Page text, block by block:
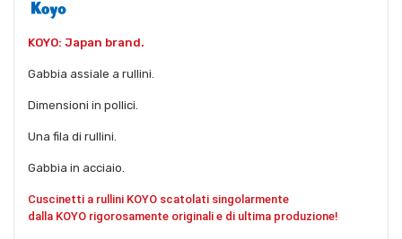
KOYO: Japan brand.
Gabbia assiale a rullini.
Dimensioni in pollici.
Una fila di rullini.
Gabbia in acciaio.
Cuscinetti a rullini KOYO scatolati singolarmente
dalla KOYO rigorosamente originali e di ultima produzione!